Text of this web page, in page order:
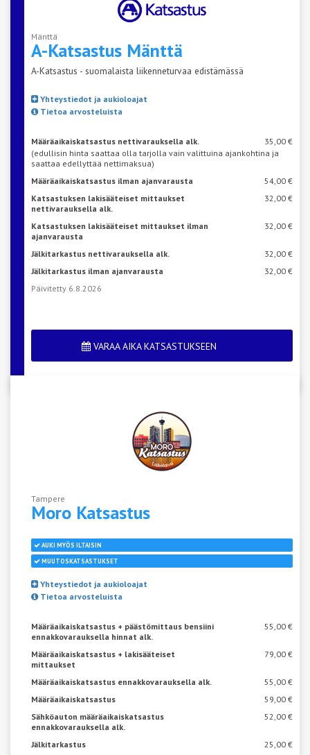
Mänttä
A-Katsastus Mänttä
A-Katsastus - suomalaista liikenneturvaa edistämässä
Yhteystiedot ja aukioloajat
Tietoa arvosteluista
Määräaikaiskatsastus nettivarauksella alk.
35,00 €
(edullisin hinta saattaa olla tarjolla vain valittuina ajankohtina ja
saattaa edellyttää nettimaksua)
Määräaikaiskatsastus ilman ajanvarausta
54,00 €
Katsastuksen lakisääteiset mittaukset
nettivarauksella alk.
32,00 €
Katsastuksen lakisääteiset mittaukset ilman
ajanvarausta
32,00 €
Jälkitarkastus nettivarauksella alk.
32,00 €
Jälkitarkastus ilman ajanvarausta
32,00 €
Päivitetty 6.8.2026
VARAA AIKA KATSASTUKSEEN
Tampere
Moro Katsastus
AUKI MYÖS ILTAISIN
MUUTOSKATSASTUKSET
Yhteystiedot ja aukioloajat
Tietoa arvosteluista
Määräaikaiskatsastus + päästömittaus bensiini
ennakkovarauksella hinnat alk.
55,00 €
Määräaikaiskatsastus + lakisääteiset
mittaukset
79,00 €
Määräaikaiskatsastus ennakkovarauksella alk.
55,00 €
Määräaikaiskatsastus
59,00 €
Sähköauton määräaikaiskatsastus
ennakkovarauksella alk.
52,00 €
Jälkitarkastus 25,00 €